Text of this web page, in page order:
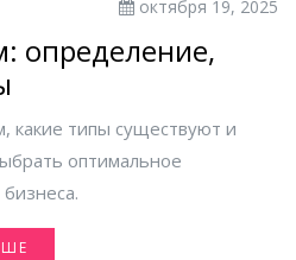
октября 19, 2025
определение,
какие типы существуют и
оптимальное